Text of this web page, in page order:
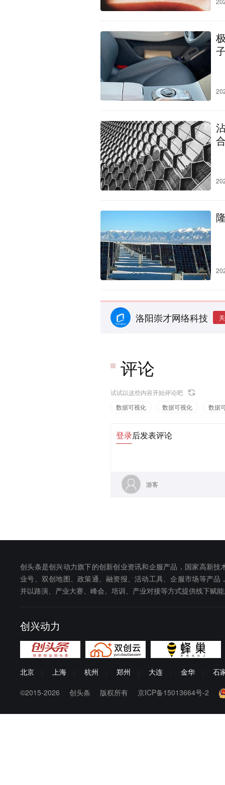
洛阳崇才网络科技
评论
试试以这些内容开始评论吧
数据可视化
数据可视化 数据
登录后发表评论
游客
创头条是创兴动力旗下的创新创业资讯和企服产品，国家高新
业号、双创地图、政策通、融资报、活动工具、企服市场等产
并以路演、产业大赛、峰会、培训、产业对接等方式提供线下赋
创兴动力
北京 上海 杭州 郑州 大连 金华 石
©2015-2026 创头条 版权所有 京ICP备15013664号-2